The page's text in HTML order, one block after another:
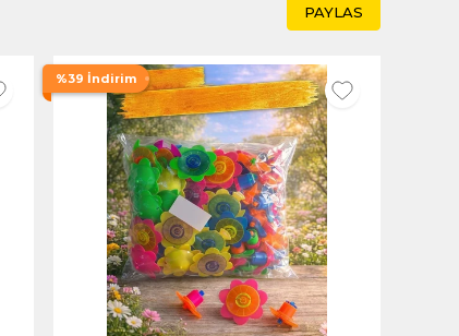
PAYLAS
%39 İndirim